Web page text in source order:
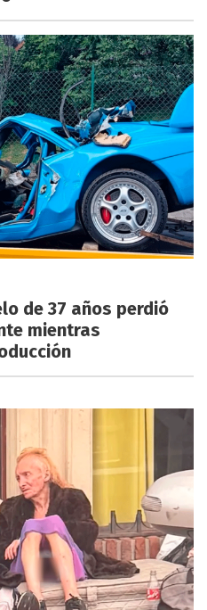
de 37 años perdió
mientras